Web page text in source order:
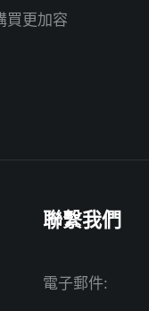
買更加容
聯繫我們
電子郵件: